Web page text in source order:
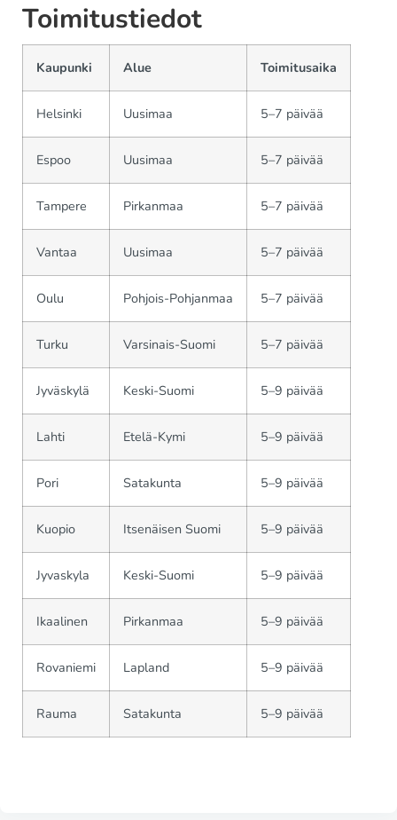
Toimitustiedot
Kaupunki Alue Toimitusaika
Helsinki Uusimaa 5–7 päivää
Espoo Uusimaa 5–7 päivää
Tampere Pirkanmaa 5–7 päivää
Vantaa Uusimaa 5–7 päivää
Oulu Pohjois-Pohjanmaa 5–7 päivää
Turku Varsinais-Suomi 5–7 päivää
Jyväskylä Keski-Suomi 5–9 päivää
Lahti Etelä-Kymi 5–9 päivää
Pori Satakunta 5–9 päivää
Kuopio Itsenäisen Suomi 5–9 päivää
Jyvaskyla Keski-Suomi 5–9 päivää
Ikaalinen Pirkanmaa 5–9 päivää
Rovaniemi Lapland 5–9 päivää
Rauma Satakunta 5–9 päivää